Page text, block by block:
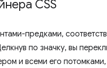
CSS
предками,
по значку, вы
и всеми его